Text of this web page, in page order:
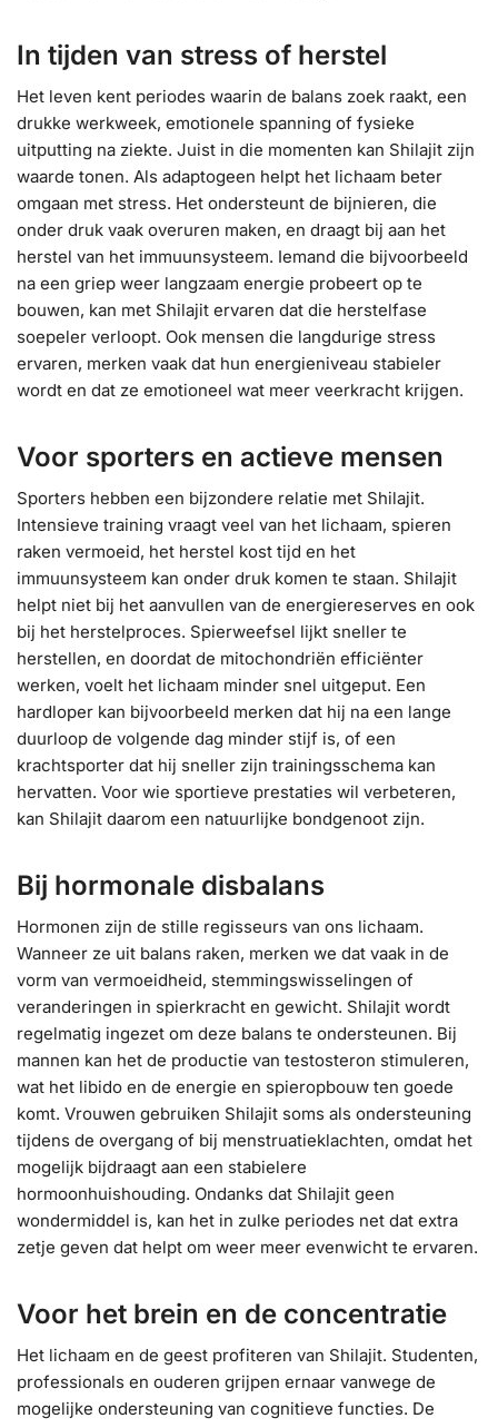
In tijden van stress of herstel
Het leven kent periodes waarin de balans zoek raakt, een
drukke werkweek, emotionele spanning of fysieke
uitputting na ziekte. Juist in die momenten kan Shilajit zijn
waarde tonen. Als adaptogeen helpt het lichaam beter
omgaan met stress. Het ondersteunt de bijnieren, die
onder druk vaak overuren maken, en draagt bij aan het
herstel van het immuunsysteem. Iemand die bijvoorbeeld
na een griep weer langzaam energie probeert op te
bouwen, kan met Shilajit ervaren dat die herstelfase
soepeler verloopt. Ook mensen die langdurige stress
ervaren, merken vaak dat hun energieniveau stabieler
wordt en dat ze emotioneel wat meer veerkracht krijgen.
Voor sporters en actieve mensen
Sporters hebben een bijzondere relatie met Shilajit.
Intensieve training vraagt veel van het lichaam, spieren
raken vermoeid, het herstel kost tijd en het
immuunsysteem kan onder druk komen te staan. Shilajit
helpt niet bij het aanvullen van de energiereserves en ook
bij het herstelproces. Spierweefsel lijkt sneller te
herstellen, en doordat de mitochondriën efficiënter
werken, voelt het lichaam minder snel uitgeput. Een
hardloper kan bijvoorbeeld merken dat hij na een lange
duurloop de volgende dag minder stijf is, of een
krachtsporter dat hij sneller zijn trainingsschema kan
hervatten. Voor wie sportieve prestaties wil verbeteren,
kan Shilajit daarom een natuurlijke bondgenoot zijn.
Bij hormonale disbalans
Hormonen zijn de stille regisseurs van ons lichaam.
Wanneer ze uit balans raken, merken we dat vaak in de
vorm van vermoeidheid, stemmingswisselingen of
veranderingen in spierkracht en gewicht. Shilajit wordt
regelmatig ingezet om deze balans te ondersteunen. Bij
mannen kan het de productie van testosteron stimuleren,
wat het libido en de energie en spieropbouw ten goede
komt. Vrouwen gebruiken Shilajit soms als ondersteuning
tijdens de overgang of bij menstruatieklachten, omdat het
mogelijk bijdraagt aan een stabielere
hormoonhuishouding. Ondanks dat Shilajit geen
wondermiddel is, kan het in zulke periodes net dat extra
zetje geven dat helpt om weer meer evenwicht te ervaren.
Voor het brein en de concentratie
Het lichaam en de geest profiteren van Shilajit. Studenten,
professionals en ouderen grijpen ernaar vanwege de
mogelijke ondersteuning van cognitieve functies. De